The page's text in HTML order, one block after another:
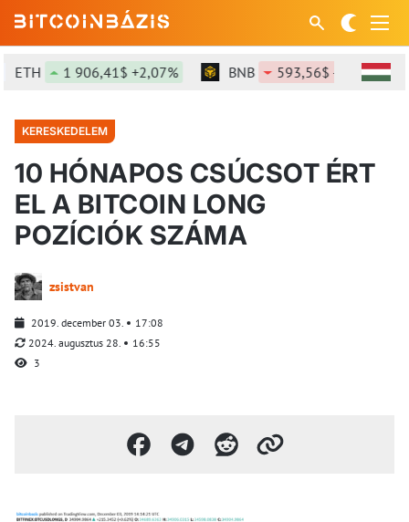
1 906,41$ +2,07% BNB 593,56$ -0,47%
KERESKEDELEM
10 HÓNAPOS CSÚCSOT ÉRT
EL A BITCOIN LONG
POZÍCIÓK SZÁMA
zsistvan
2019. december 03.
17:08
2024. augusztus 28.
16:55
3